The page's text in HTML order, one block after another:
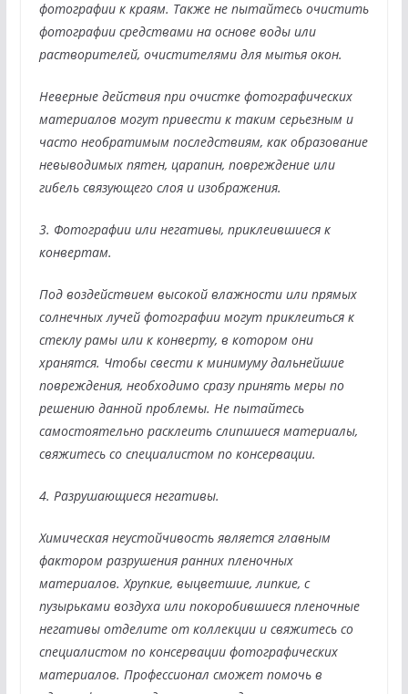
фотографии к краям. Также не пытайтесь очистить
фотографии средствами на основе воды или
растворителей, очистителями для мытья окон.
Неверные действия при очистке фотографических
материалов могут привести к таким серьезным и
часто необратимым последствиям, как образование
невыводимых пятен, царапин, повреждение или
гибель связующего слоя и изображения.
3. Фотографии или негативы, приклеившиеся к
конвертам.
Под воздействием высокой влажности или прямых
солнечных лучей фотографии могут приклеиться к
стеклу рамы или к конверту, в котором они
хранятся. Чтобы свести к минимуму дальнейшие
повреждения, необходимо сразу принять меры по
решению данной проблемы. Не пытайтесь
самостоятельно расклеить слипшиеся материалы,
свяжитесь со специалистом по консервации.
4. Разрушающиеся негативы.
Химическая неустойчивость является главным
фактором разрушения ранних пленочных
материалов. Хрупкие, выцветшие, липкие, с
пузырьками воздуха или покоробившиеся пленочные
негативы отделите от коллекции и свяжитесь со
специалистом по консервации фотографических
материалов. Профессионал сможет помочь в